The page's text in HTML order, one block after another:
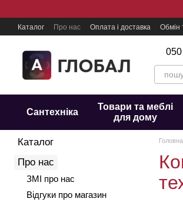
Каталог Про нас Оплата і доставка Обмін
Сантехніка
Товари та меблі
для дому
Головна
Каталог
Про нас
ЗМІ про нас
Відгуки про магазин